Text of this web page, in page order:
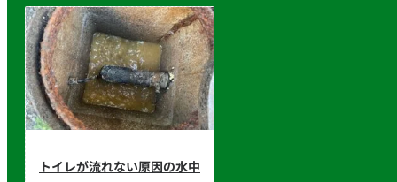
トイレが流れない原因の水中